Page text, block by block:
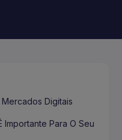
Digitais
Importante Para O Seu